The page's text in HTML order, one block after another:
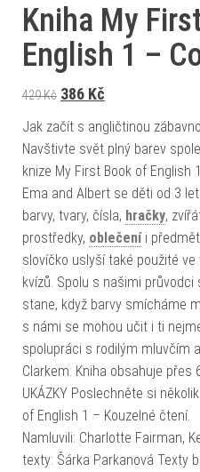
Kniha My
English 1 –
429Kč Původní cena byla: 429
386 Kč
Jak začít s angličtinou
Navštivte svět plný barev
knize My First Book of English
Ema and Albert se děti od 3
barvy, tvary, čísla, hračky,
prostředky, oblečeníi
slovíčko uslyší také použité
kvízů. Spolu s našimi
stane, když barvy smícháme
s námi se mohou učit i ti
spolupráci s rodilým mluvčím
Clarkem. Kniha obsahuje přes
UKÁZKY Poslechněte si
of English 1 – Kouzelné
Namluvili: Charlotte Fairman,
texty: Šárka Parkanová Texty